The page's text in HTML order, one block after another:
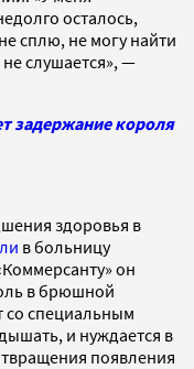
осталось,
сплю, не могу найти
не слушается», —
задержание короля
здоровья в
в больницу
он
в брюшной
со специальным
и нуждается в
появления